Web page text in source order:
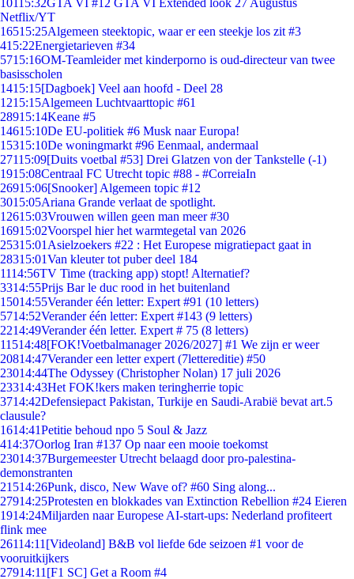
10115:32GTA VI #12 GTA VI Extended look 27 Augustus
Netflix/YT
16515:25Algemeen steektopic, waar er een steekje los zit #3
415:22Energietarieven #34
5715:16OM-Teamleider met kinderporno is oud-directeur van twee
basisscholen
1415:15[Dagboek] Veel aan hoofd - Deel 28
1215:15Algemeen Luchtvaarttopic #61
28915:14Keane #5
14615:10De EU-politiek #6 Musk naar Europa!
15315:10De woningmarkt #96 Eenmaal, andermaal
27115:09[Duits voetbal #53] Drei Glatzen von der Tankstelle (-1)
1915:08Centraal FC Utrecht topic #88 - #CorreiaIn
26915:06[Snooker] Algemeen topic #12
3015:05Ariana Grande verlaat de spotlight.
12615:03Vrouwen willen geen man meer #30
16915:02Voorspel hier het warmtegetal van 2026
25315:01 Asielzoekers #22 : Het Europese migratiepact gaat in
28315:01Van kleuter tot puber deel 184
1114:56TV Time (tracking app) stopt! Alternatief?
3314:55Prijs Bar le duc rood in het buitenland
15014:55Verander één letter: Expert #91 (10 letters)
5714:52Verander één letter: Expert #143 (9 letters)
2214:49Verander één letter. Expert # 75 (8 letters)
11514:48[FOK!Voetbalmanager 2026/2027] #1 We zijn er weer
20814:47Verander een letter expert (7lettereditie) #50
23014:44The Odyssey (Christopher Nolan) 17 juli 2026
23314:43Het FOK!kers maken teringherrie topic
3714:42Defensiepact Pakistan, Turkije en Saudi-Arabië bevat art.5
clausule?
1614:41Petitie behoud npo 5 Soul & Jazz
414:37Oorlog Iran #137 Op naar een mooie toekomst
23014:37Burgemeester Utrecht belaagd door pro-palestina-
demonstranten
21514:26Punk, disco, New Wave of? #60 Sing along...
27914:25Protesten en blokkades van Extinction Rebellion #24 Eieren
1914:24Miljarden naar Europese AI-start-ups: Nederland profiteert
flink mee
26114:11 [Videoland] B&B vol liefde 6de seizoen #1 voor de
vooruitkijkers
27914:11 [F1 SC] Get a Room #4